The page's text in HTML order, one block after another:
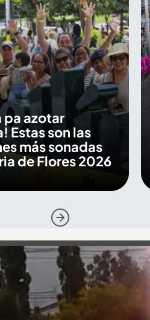
pa azotar
Estas son las
más sonadas
de Flores 2026